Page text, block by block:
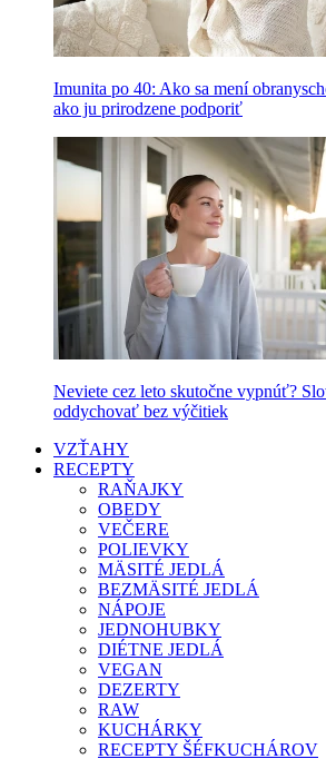
Imunita po 40: Ako sa mení
ako ju prirodzene podporiť
Neviete cez leto skutočne vypnúť?
oddychovať bez výčitiek
VZŤAHY
RECEPTY
RAŇAJKY
OBEDY
VEČERE
POLIEVKY
MÄSITÉ JEDLÁ
BEZMÄSITÉ JEDLÁ
NÁPOJE
JEDNOHUBKY
DIÉTNE JEDLÁ
VEGAN
DEZERTY
RAW
KUCHÁRKY
RECEPTY ŠÉFKUCHÁROV